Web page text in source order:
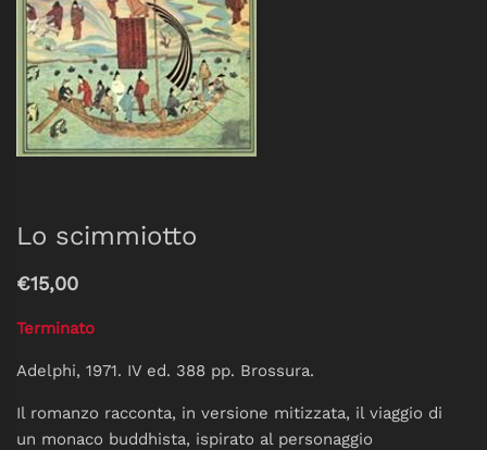
Lo scimmiotto
€15,00
Terminato
Adelphi, 1971. IV ed. 388 pp. Brossura.
Il romanzo racconta, in versione mitizzata, il viaggio di
un monaco buddhista, ispirato al personaggio